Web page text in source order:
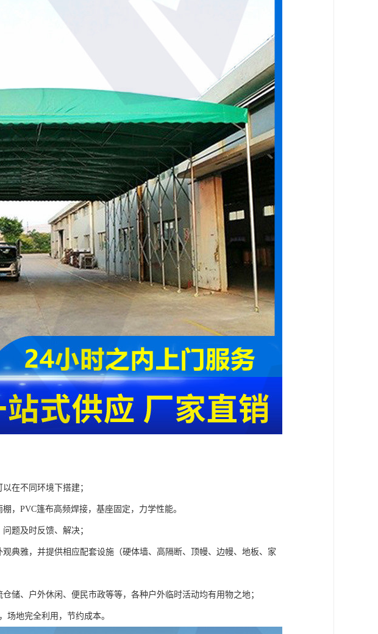
在不同环境下搭建；
，PVC篷布高频焊接，基座固定，力学性能。
题及时反馈、解决；
典雅，并提供相应配套设施（硬体墙、高隔断、顶幔、边幔、地板、家
储、户外休闲、便民市政等等，各种户外临时活动均有用物之地；
场地完全利用，节约成本。